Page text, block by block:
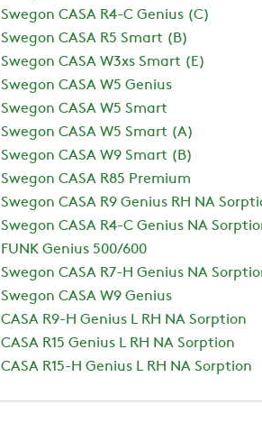
Swegon CASA R4-C Genius (C)
Swegon CASA R5 Smart (B)
Swegon CASA W3xs Smart (E)
Swegon CASA W5 Genius
Swegon CASA W5 Smart
Swegon CASA W5 Smart (A)
Swegon CASA W9 Smart (B)
Swegon CASA R85 Premium
Swegon CASA R9 Genius RH NA
Swegon CASA R4-C Genius NA
FUNK Genius 500/600
Swegon CASA R7-H Genius NA
Swegon CASA W9 Genius
CASA R9-H Genius L RH NA Sorption
CASA R15 Genius L RH NA Sorption
CASA R15-H Genius L RH NA Sorption